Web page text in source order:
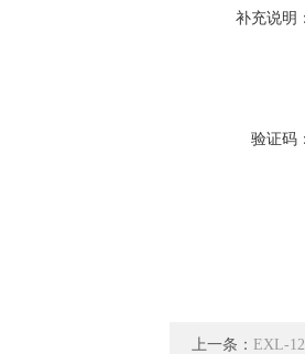
补充说明
验证码
上一条： EXL-